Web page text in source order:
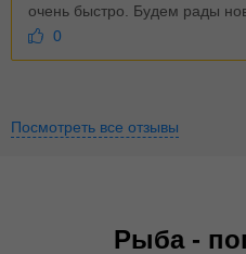
очень быстро. Будем рады
0
Посмотреть все отзывы
Рыба -